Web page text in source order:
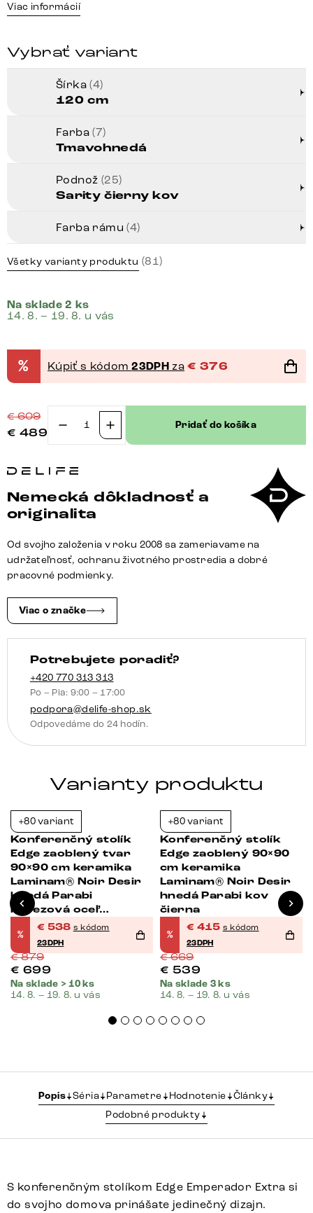
Viac informácií
Vybrať variant
Šírka(4)
120 cm
Farba(7)
Tmavohnedá
Podnož (25)
Sarity čierny kov
Farba rámu(4)
Všetky varianty produktu (81)
Na sklade 2 ks
14. 8. – 19. 8. u vás
% Kúpiť s kódom23DPH za € 376
€609
€ 489
množstvo
stolík
zaoblený
120x70
keramika
Laminam®
Extra
Lucidato
tmavohnedá
Sarity
kov
čierna
Pridať do košíka
Nemecká dôkladnosť a
originalita
Od svojho založenia v roku 2008 sa zameriavame na
udržateľnosť, ochranu životného prostredia a dobré
pracovné podmienky.
Viac o značke
Potrebujete poradiť?
+420 770 313 313
Po – Pia: 9:00 – 17:00
podpora@delife-shop.sk
Odpovedáme do 24 hodín.
Varianty produktu
+80 variant
Konferenčný stolík
Edge zaoblený tvar
90×90 cm keramika
Laminam® Noir Desir
hnedá Parabi
nerezová oceľ
kefovaná
%
€ 538 s kódom
23DPH
€879
€ 699
Na sklade > 10 ks
14. 8. – 19. 8. u vás
+80 variant
Konferenčný stolík
Edge zaoblený 90×90
cm keramika
Laminam® Noir Desir
hnedá Parabi kov
čierna
%
€ 415 s kódom
23DPH
€669
€ 539
Na sklade 3 ks
14. 8. – 19. 8. u vás
Popis Séria Parametre Hodnotenie
Články
Podobné produkty
S konferenčným stolíkom Edge Emperador Extra si
do svojho domova prinášate jedinečný dizajn.